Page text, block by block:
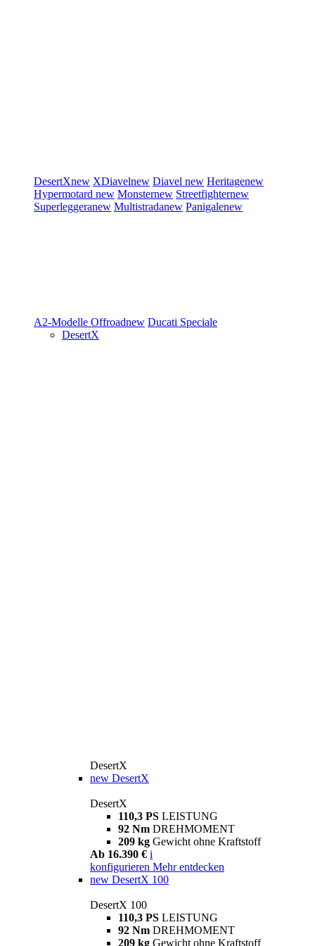
DesertXnew XDiavelnew Diavel new Heritagenew
Hypermotard new Monsternew Streetfighternew
Superleggeranew Multistradanew Panigalenew
A2-Modelle Offroadnew Ducati Speciale
DesertX
DesertX
new DesertX
DesertX
110,3 PS LEISTUNG
92 Nm DREHMOMENT
209 kg Gewicht ohne Kraftstoff
Ab 16.390 € i
konfigurieren Mehr entdecken
new DesertX 100
DesertX 100
110,3 PS LEISTUNG
92 Nm DREHMOMENT
209 kg Gewicht ohne Kraftstoff